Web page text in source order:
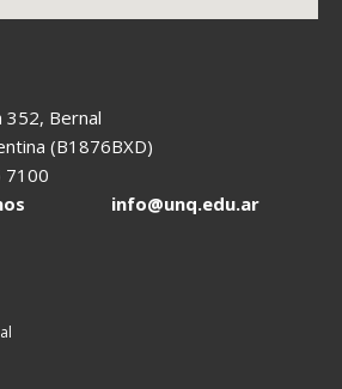
352, Bernal
(B1876BXD)
7100
info@unq.edu.ar